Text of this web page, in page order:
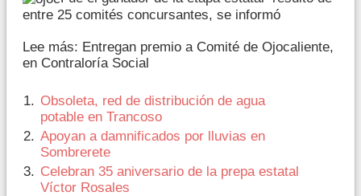
entre 25 comités concursantes, se informó
Lee más: Entregan premio a Comité de Ojocaliente,
en Contraloría Social
Obsoleta, red de distribución de agua
potable en Trancoso
Apoyan a damnificados por lluvias en
Sombrerete
Celebran 35 aniversario de la prepa estatal
Víctor Rosales